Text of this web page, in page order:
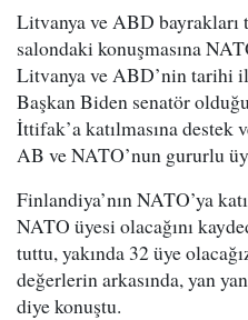
Litvanya ve ABD bayrakları
salondaki konuşmasına
Litvanya ve ABD’nin tarihi
Başkan Biden senatör
İttifak’a katılmasına
AB ve NATO’nun gururlu
Finlandiya’nın NATO’ya
NATO üyesi olacağını
tuttu, yakında 32 üye
değerlerin arkasında, yan
diye konuştu.